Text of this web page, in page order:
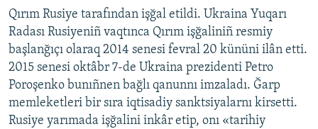
Qırım Rusiye tarafından işğal etildi. Ukraina Yuqarı
Radası Rusiyeniñ vaqtınca Qırım işğaliniñ resmiy
başlanğıçı olaraq 2014 senesi fevral 20 kününi ilân etti.
2015 senesi oktâbr 7-de Ukraina prezidenti Petro
Poroşenko bunıñnen bağlı qanunnı imzaladı. Ğarp
memleketleri bir sıra iqtisadiy sanktsiyalarnı kirsetti.
Rusiye yarımada işğalini inkâr etip, onı «tarihiy